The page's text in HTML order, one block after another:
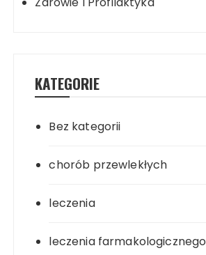
KATEGORIE
Bez kategorii
chorób przewlekłych
leczenia
leczenia farmakologicznego